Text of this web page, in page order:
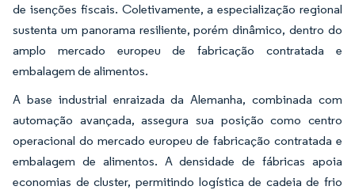
de isenções fiscais. Coletivamente, a especialização regional
sustenta um panorama resiliente, porém dinâmico, dentro do
amplo mercado europeu de fabricação contratada e
embalagem de alimentos.
A base industrial enraizada da Alemanha, combinada com
automação avançada, assegura sua posição como centro
operacional do mercado europeu de fabricação contratada e
embalagem de alimentos. A densidade de fábricas apoia
economias de cluster, permitindo logística de cadeia de frio